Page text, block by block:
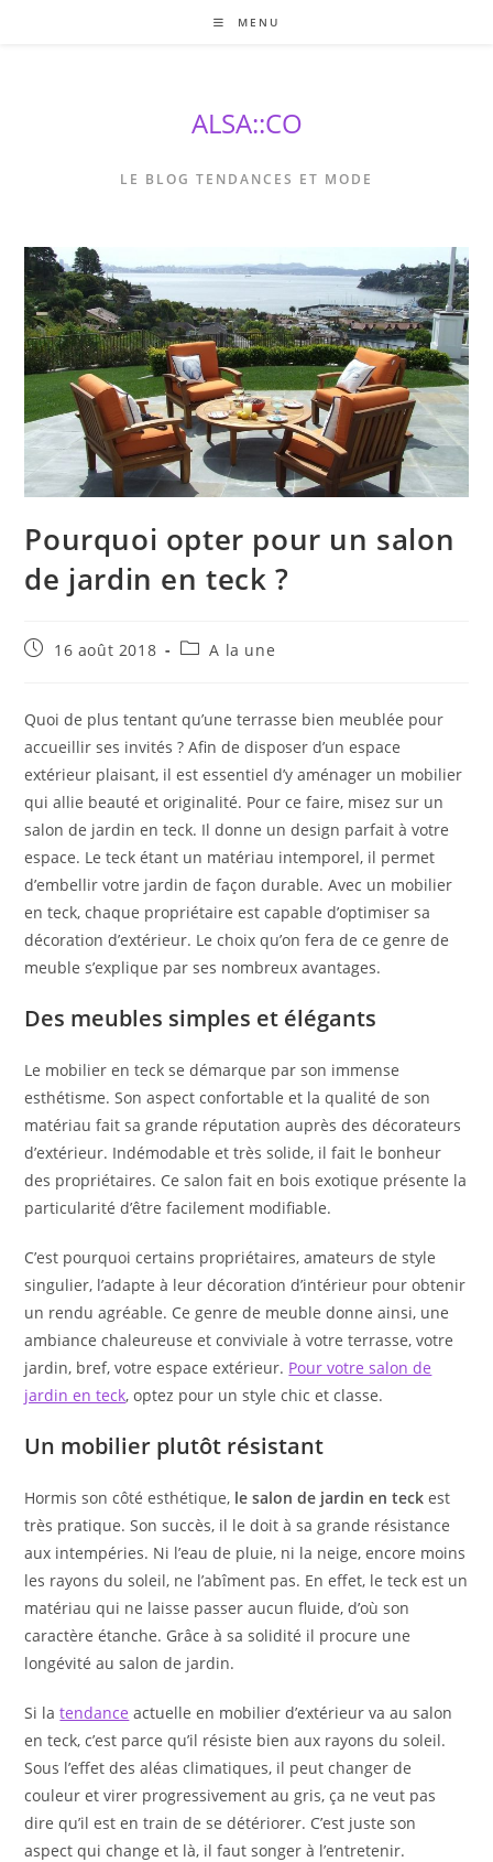
MENU
ALSA::CO
LE BLOG TENDANCES ET MODE
Pourquoi opter pour un salon
de jardin en teck ?
Publication
16 août 2018
PostA la une
Quoi de plus tentant qu’une terrasse bien meublée pour
accueillir ses invités ? Afin de disposer d’un espace
extérieur plaisant, il est essentiel d’y aménager un mobilier
qui allie beauté et originalité. Pour ce faire, misez sur un
salon de jardin en teck. Il donne un design parfait à votre
espace. Le teck étant un matériau intemporel, il permet
d’embellir votre jardin de façon durable. Avec un mobilier
en teck, chaque propriétaire est capable d’optimiser sa
décoration d’extérieur. Le choix qu’on fera de ce genre de
meuble s’explique par ses nombreux avantages.
Des meubles simples et élégants
Le mobilier en teck se démarque par son immense
esthétisme. Son aspect confortable et la qualité de son
matériau fait sa grande réputation auprès des décorateurs
d’extérieur. Indémodable et très solide, il fait le bonheur
des propriétaires. Ce salon fait en bois exotique présente la
particularité d’être facilement modifiable.
C’est pourquoi certains propriétaires, amateurs de style
singulier, l’adapte à leur décoration d’intérieur pour obtenir
un rendu agréable. Ce genre de meuble donne ainsi, une
ambiance chaleureuse et conviviale à votre terrasse, votre
jardin, bref, votre espace extérieur. Pour votre salon de
jardin en teck, optez pour un style chic et classe.
Un mobilier plutôt résistant
Hormis son côté esthétique, le salon de jardin en teck est
très pratique. Son succès, il le doit à sa grande résistance
aux intempéries. Ni l’eau de pluie, ni la neige, encore moins
les rayons du soleil, ne l’abîment pas. En effet, le teck est un
matériau qui ne laisse passer aucun fluide, d’où son
caractère étanche. Grâce à sa solidité il procure une
longévité au salon de jardin.
Si latendance actuelle en mobilier d’extérieur va au salon
en teck, c’est parce qu’il résiste bien aux rayons du soleil.
Sous l’effet des aléas climatiques, il peut changer de
couleur et virer progressivement au gris, ça ne veut pas
dire qu’il est en train de se détériorer. C’est juste son
aspect qui change et là, il faut songer à l’entretenir.